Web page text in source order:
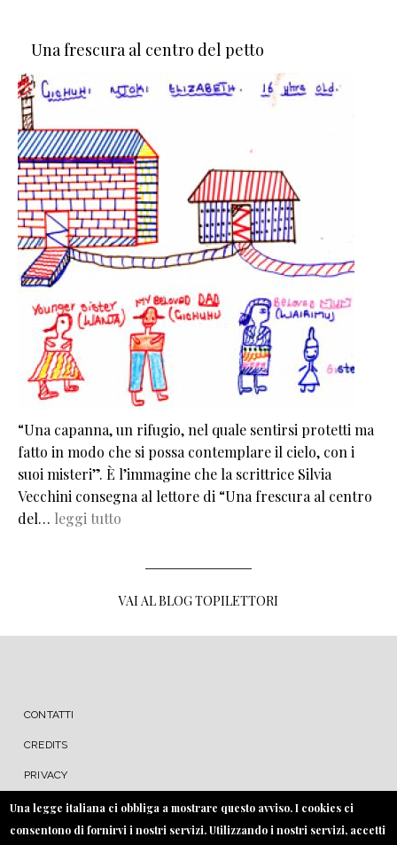
Una frescura al centro del petto
“Una capanna, un rifugio, nel quale sentirsi protetti ma
fatto in modo che si possa contemplare il cielo, con i
suoi misteri”. È l’immagine che la scrittrice Silvia
Vecchini consegna al lettore di “Una frescura al centro
del… leggi tutto
VAI AL BLOG TOPILETTORI
MENU FOOTER
CONTATTI
CREDITS
PRIVACY
COOKIE
Una legge italiana ci obbliga a mostrare questo avviso. I cookies ci
consentono di fornirvi i nostri servizi. Utilizzando i nostri servizi, accetti